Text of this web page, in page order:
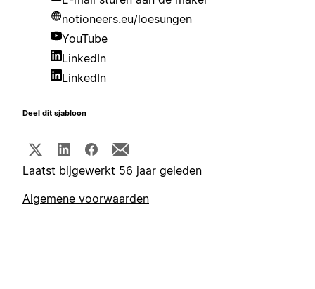
notioneers.eu/loesungen
YouTube
LinkedIn
LinkedIn
Deel dit sjabloon
Laatst bijgewerkt 56 jaar geleden
Algemene voorwaarden